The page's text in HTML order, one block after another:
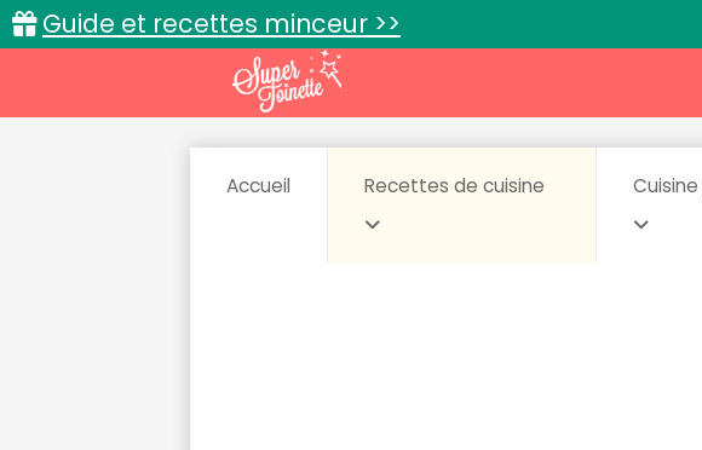
Guide et recettes minceur >>
Accueil Recettes de cuisine